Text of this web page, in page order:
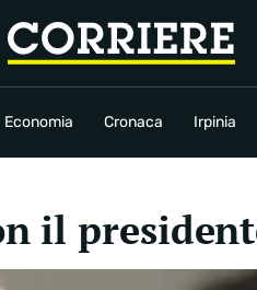
Economia Cronaca Irpinia
Irpinia Sport
il